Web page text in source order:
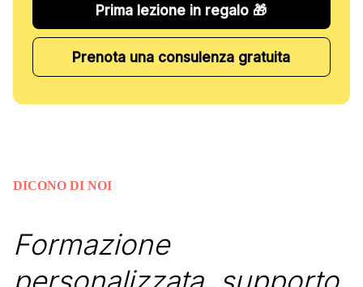
Prima lezione in regalo 🎁
Prenota una consulenza gratuita
DICONO DI NOI
Formazione